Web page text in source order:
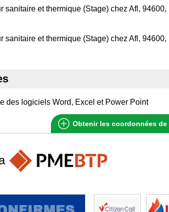
sanitaire et thermique (Stage) chez Afl, 94600,
sanitaire et thermique (Stage) chez Afl, 94600,
des logiciels Word, Excel et Power Point
Obtenir les coordonnées de